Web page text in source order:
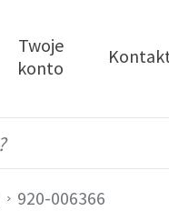
Twoje
konto
920-006366